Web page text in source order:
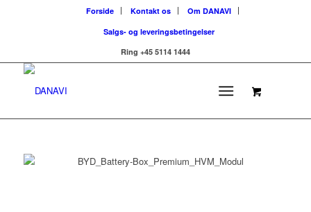
Forside Kontakt os
Om DANAVI
Salgs- og leveringsbetingelser
Ring +45 5114 1444